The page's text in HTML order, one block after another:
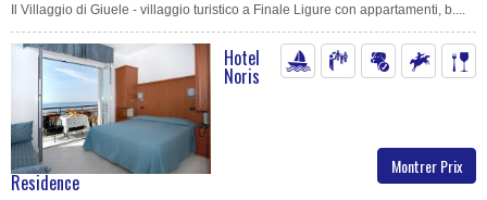
Il Villaggio di Giuele - villaggio turistico a Finale Ligure con appartamenti, b....
Montrer Prix
Hotel
Noris
Residence